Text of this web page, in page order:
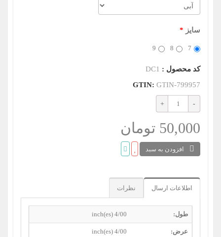
سایز *
7
8
9
کد محصول : DC1
GTIN: GTIN-799957
50,000 تومان
افزودن به سبد
اطلاعات ارسال نظرات
طول: 4/00 inch(es)
عرض: 4/00 inch(es)